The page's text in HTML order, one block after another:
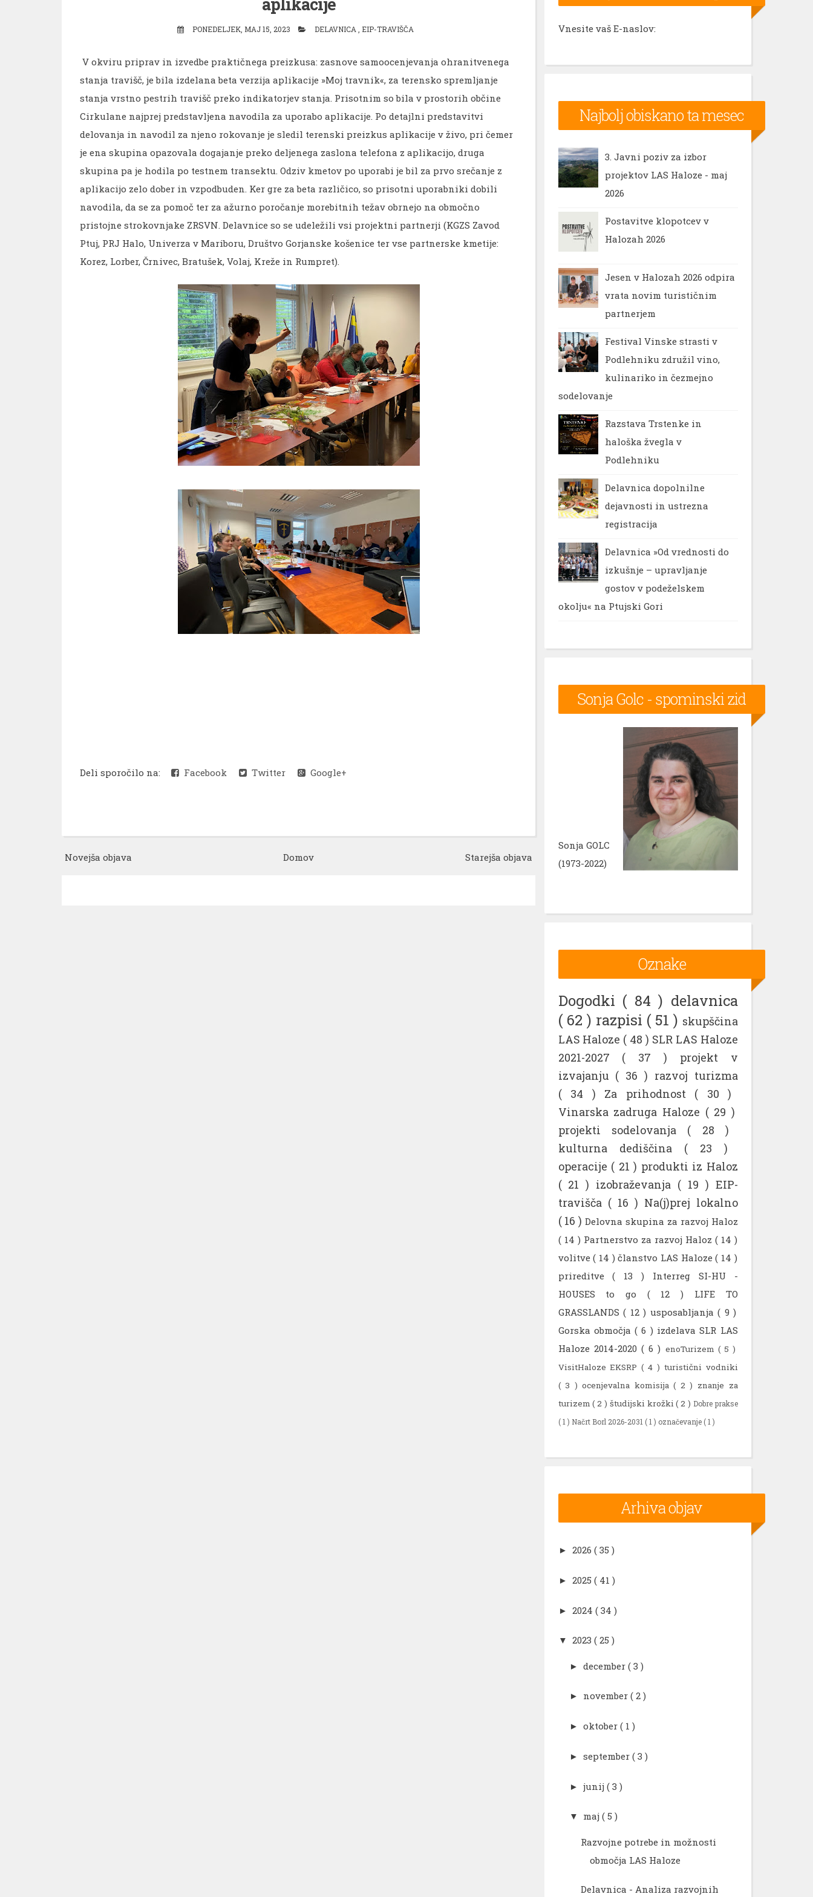
PONEDELJEK, MAJ 15, 2023 DELAVNICA EIP-TRAVIŠČA
V okviru priprav in izvedbe praktičnega preizkusa: zasnove samoocenjevanja ohranitvenega
stanja travišč, je bila izdelana beta verzija aplikacije »Moj travnik«, za terensko spremljanje
stanja vrstno pestrih travišč preko indikatorjev stanja. Prisotnim so bila v prostorih občine
Cirkulane najprej predstavljena navodila za uporabo aplikacije. Po detajlni predstavitvi
delovanja in navodil za njeno rokovanje je sledil terenski preizkus aplikacije v živo, pri čemer
je ena skupina opazovala dogajanje preko deljenega zaslona telefona z aplikacijo, druga
skupina pa je hodila po testnem transektu. Odziv kmetov po uporabi je bil za prvo srečanje z
aplikacijo zelo dober in vzpodbuden. Ker gre za beta različico, so prisotni uporabniki dobili
navodila, da se za pomoč ter za ažurno poročanje morebitnih težav obrnejo na območno
pristojne strokovnjake ZRSVN. Delavnice so se udeležili vsi projektni partnerji (KGZS Zavod
Ptuj, PRJ Halo, Univerza v Mariboru, Društvo Gorjanske košenice ter vse partnerske kmetije:
Korez, Lorber, Črnivec, Bratušek, Volaj, Kreže in Rumpret).
Deli sporočilo na: Facebook Twitter Google+
Novejša objava Starejša objava
Domov
Vnesite vaš E-naslov:
Najbolj obiskano ta mesec
3. Javni poziv za izbor
projektov LAS Haloze - maj
2026
Postavitve klopotcev v
Halozah 2026
Jesen v Halozah 2026 odpira
vrata novim turističnim
partnerjem
Festival Vinske strasti v
Podlehniku združil vino,
kulinariko in čezmejno
sodelovanje
Razstava Trstenke in
haloška žvegla v
Podlehniku
Delavnica dopolnilne
dejavnosti in ustrezna
registracija
Delavnica »Od vrednosti do
izkušnje – upravljanje
gostov v podeželskem
okolju« na Ptujski Gori
Sonja Golc - spominski zid
Sonja GOLC
(1973-2022)
Oznake
Dogodki ( 84 ) delavnica
( 62 ) razpisi ( 51 ) skupščina
LAS Haloze ( 48 ) SLR LAS Haloze
2021-2027 ( 37 ) projekt v
izvajanju ( 36 ) razvoj turizma
( 34 ) Za prihodnost ( 30 )
Vinarska zadruga Haloze ( 29 )
projekti sodelovanja ( 28 )
kulturna dediščina ( 23 )
operacije ( 21 ) produkti iz Haloz
( 21 ) izobraževanja ( 19 ) EIP-
travišča ( 16 ) Na(j)prej lokalno
( 16 )Delovna skupina za razvoj Haloz
( 14 ) Partnerstvo za razvoj Haloz ( 14 )
volitve( 14 )članstvo LAS Haloze( 14 )
prireditve( 13 ) Interreg SI-HU -
HOUSES to go ( 12 ) LIFE TO
GRASSLANDS ( 12 ) usposabljanja ( 9 )
Gorska območja( 6 ) izdelava SLR LAS
Haloze 2014-2020 ( 6 ) enoTurizem ( 5 )
VisitHaloze EKSRP( 4 ) turistični vodniki
( 3 )ocenjevalna komisija( 2 ) znanje za
turizem( 2 ) študijski krožki( 2 ) Dobre prakse
( 1 ) Načrt Borl 2026-2031 ( 1 ) označevanje ( 1 )
Arhiva objav
► 2026 ( 35 )
► 2025 ( 41 )
► 2024 ( 34 )
▼ 2023 ( 25 )
► december ( 3 )
► november ( 2 )
► oktober ( 1 )
► september ( 3 )
► junij ( 3 )
▼ maj ( 5 )
Razvojne potrebe in možnosti
območja LAS Haloze
Delavnica - Analiza razvojnih